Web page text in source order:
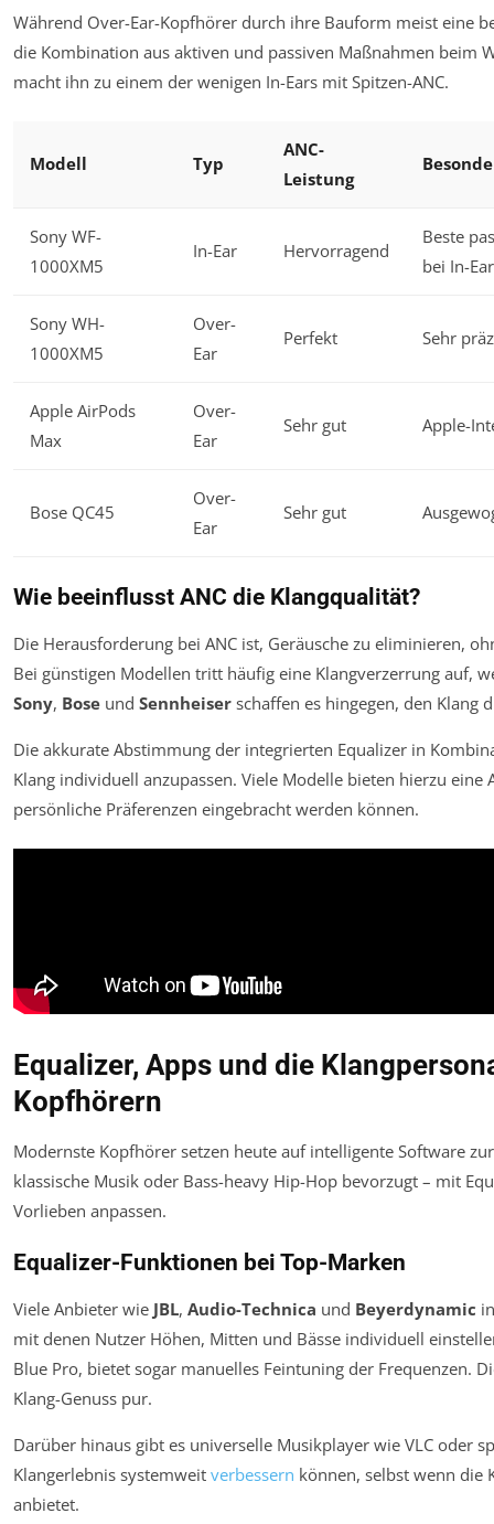
Während Over-Ear-Kopfhörer durch ihre Bauform meist eine
die Kombination aus aktiven und passiven Maßnahmen beim
macht ihn zu einem der wenigen In-Ears mit Spitzen-ANC.
Modell Typ
ANC-
Leistung
Sony WF-
1000XM5
In-Ear Hervorragend
Beste
bei In-
Sony WH-
1000XM5
Over-
Ear
Perfekt Sehr
Apple AirPods
Max
Over-
Ear
Sehr gut Apple-
Bose QC45
Over-
Ear
Sehr gut
Wie beeinflusst ANC die Klangqualität?
Die Herausforderung bei ANC ist, Geräusche zu eliminieren,
Bei günstigen Modellen tritt häufig eine Klangverzerrung auf,
Sony, Bose und Sennheiser schaffen es hingegen, den Klang
Die akkurate Abstimmung der integrierten Equalizer in
Klang individuell anzupassen. Viele Modelle bieten hierzu
persönliche Präferenzen eingebracht werden können.
Equalizer, Apps und die
Kopfhörern
Modernste Kopfhörer setzen heute auf intelligente Software
klassische Musik oder Bass-heavy Hip-Hop bevorzugt – mit
Vorlieben anpassen.
Equalizer-Funktionen bei Top-Marken
Viele Anbieter wie JBL, Audio-Technica und Beyerdynamic
mit denen Nutzer Höhen, Mitten und Bässe individuell
Blue Pro, bietet sogar manuelles Feintuning der Frequenzen.
Klang-Genuss pur.
Darüber hinaus gibt es universelle Musikplayer wie VLC oder
Klangerlebnis systemweit verbessern können, selbst wenn die
anbietet.